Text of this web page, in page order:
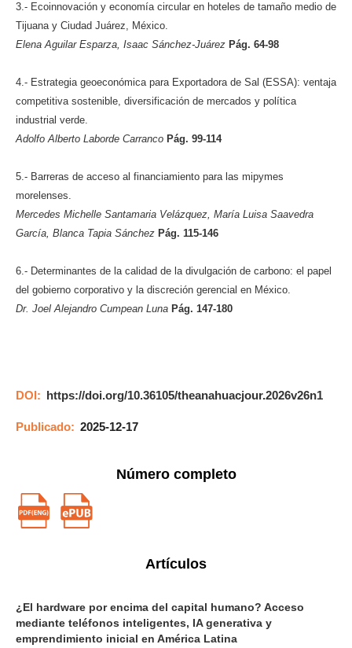
3.- Ecoinnovación y economía circular en hoteles de tamaño medio de
Tijuana y Ciudad Juárez, México.
Elena Aguilar Esparza, Isaac Sánchez-Juárez Pág. 64-98
4.- Estrategia geoeconómica para Exportadora de Sal (ESSA): ventaja
competitiva sostenible, diversificación de mercados y política
industrial verde.
Adolfo Alberto Laborde Carranco Pág. 99-114
5.- Barreras de acceso al financiamiento para las mipymes
morelenses.
Mercedes Michelle Santamaria Velázquez, María Luisa Saavedra
García, Blanca Tapia Sánchez Pág. 115-146
6.- Determinantes de la calidad de la divulgación de carbono: el papel
del gobierno corporativo y la discreción gerencial en México.
Dr. Joel Alejandro Cumpean Luna Pág. 147-180
DOI: https://doi.org/10.36105/theanahuacjour.2026v26n1
Publicado: 2025-12-17
Número completo
Artículos
¿El hardware por encima del capital humano? Acceso
mediante teléfonos inteligentes, IA generativa y
emprendimiento inicial en América Latina